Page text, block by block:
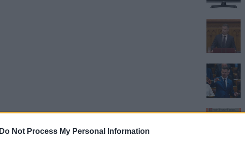
Do Not Process My Personal Information